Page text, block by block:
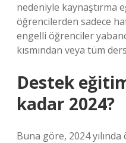
nedeniyle kaynaştırma
öğrencilerden sadece
engelli öğrenciler
kısmından veya tüm
Destek
kadar 2024?
Buna göre, 2024